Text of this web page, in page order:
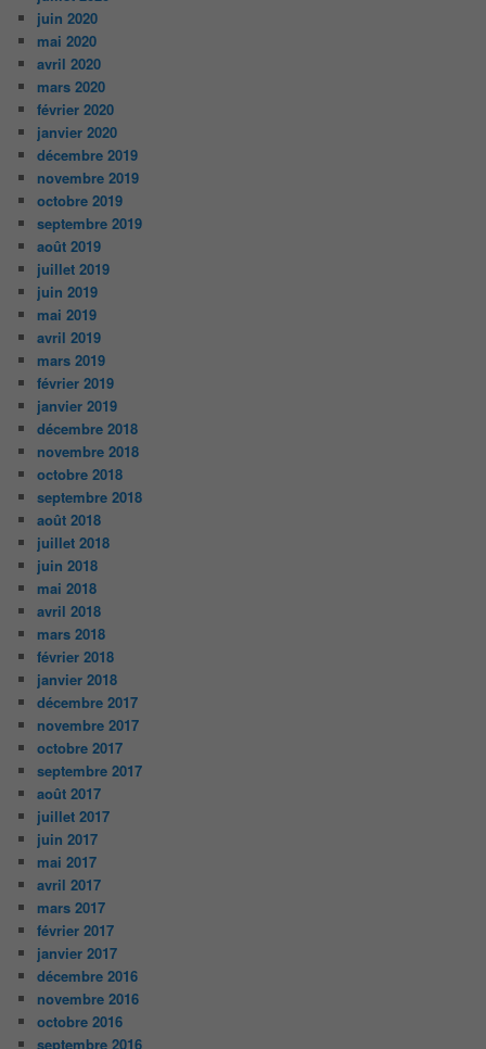
juin 2020
mai 2020
avril 2020
mars 2020
février 2020
janvier 2020
décembre 2019
novembre 2019
octobre 2019
septembre 2019
août 2019
juillet 2019
juin 2019
mai 2019
avril 2019
mars 2019
février 2019
janvier 2019
décembre 2018
novembre 2018
octobre 2018
septembre 2018
août 2018
juillet 2018
juin 2018
mai 2018
avril 2018
mars 2018
février 2018
janvier 2018
décembre 2017
novembre 2017
octobre 2017
septembre 2017
août 2017
juillet 2017
juin 2017
mai 2017
avril 2017
mars 2017
février 2017
janvier 2017
décembre 2016
novembre 2016
octobre 2016
septembre 2016